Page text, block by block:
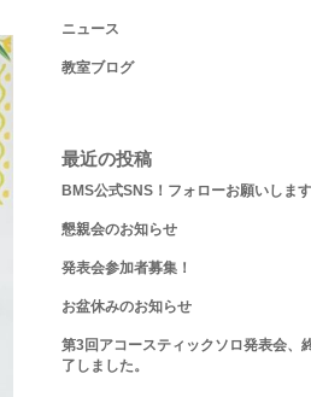
ニュース
教室ブログ
最近の投稿
BMS公式SNS！フォローお願いします
懇親会のお知らせ
発表会参加者募集！
お盆休みのお知らせ
第3回アコースティックソロ発表会、
了しました。